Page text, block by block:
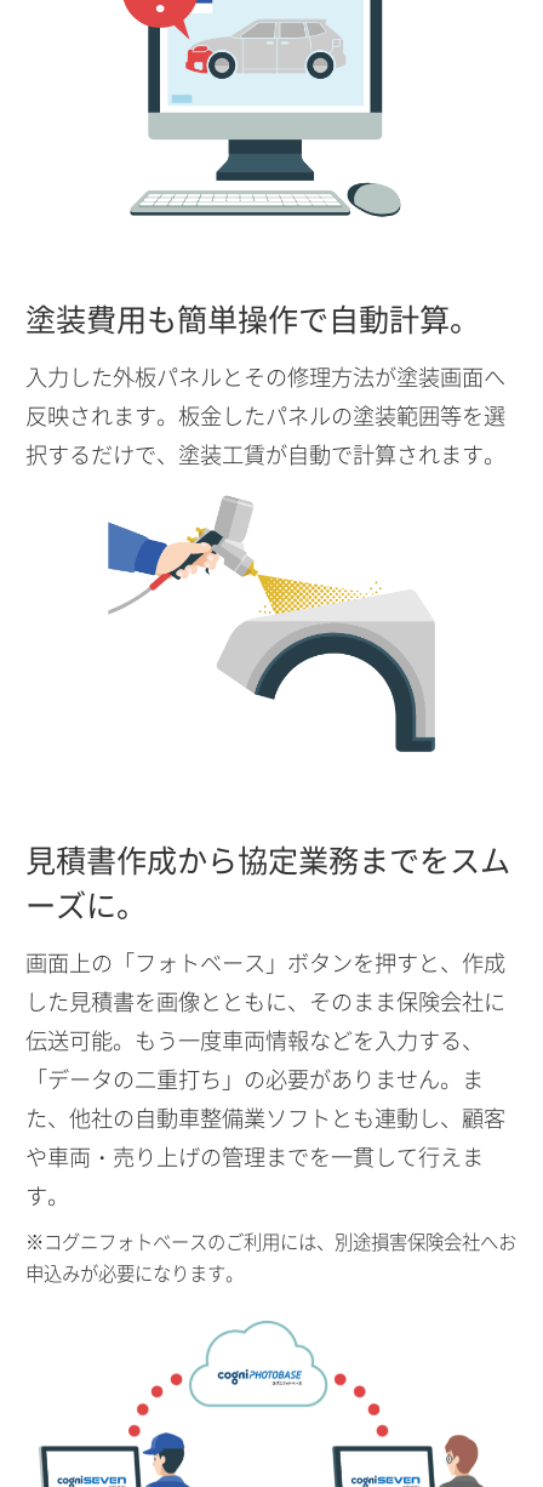
塗装費用も簡単操作で自動計算。
入力した外板パネルとその修理方法が塗装画面へ
反映されます。板金したパネルの塗装範囲等を選
択するだけで、塗装工賃が自動で計算されます。
見積書作成から協定業務までをスム
ーズに。
画面上の「フォトベース」ボタンを押すと、作成
した見積書を画像とともに、そのまま保険会社に
伝送可能。もう一度車両情報などを入力する、
「データの二重打ち」の必要がありません。ま
た、他社の自動車整備業ソフトとも連動し、顧客
や車両・売り上げの管理までを一貫して行えま
す。
※コグニフォトベースのご利用には、別途損害保険会社へお
申込みが必要になります。